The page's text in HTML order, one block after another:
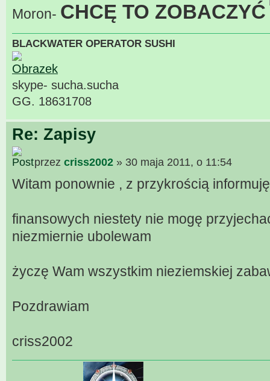
Moron- CHCĘ TO ZOBACZYĆ
BLACKWATER OPERATOR SUSHI
skype- sucha.sucha
GG. 18631708
Re: Zapisy
przez criss2002 » 30 maja 2011, o 11:54
Witam ponownie , z przykrością
finansowych niestety nie mogę
niezmiernie ubolewam
życzę Wam wszystkim nieziemskiej
Pozdrawiam
criss2002